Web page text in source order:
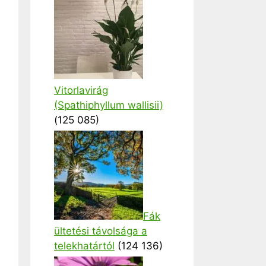
Vitorlavirág
(Spathiphyllum wallisii)
(125 085)
Fák
ültetési távolsága a
telekhatártól (124 136)